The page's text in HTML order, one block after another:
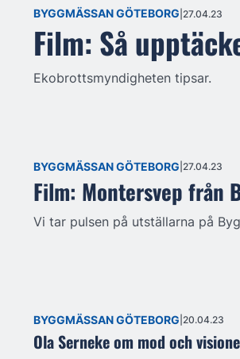
BYGGMÄSSAN GÖTEBORG 27.04.23
Film: Så
Ekobrottsmyndigheten tipsar.
BYGGMÄSSAN GÖTEBORG 27.04.23
Film: Montersvep från
Vi tar pulsen på utställarna på
BYGGMÄSSAN GÖTEBORG 20.04.23
Ola Serneke om mod och